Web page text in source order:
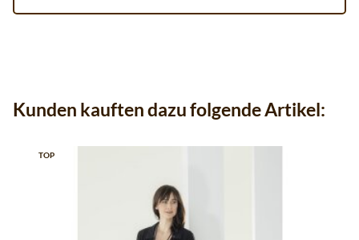
Kunden kauften dazu folgende Artikel:
TOP